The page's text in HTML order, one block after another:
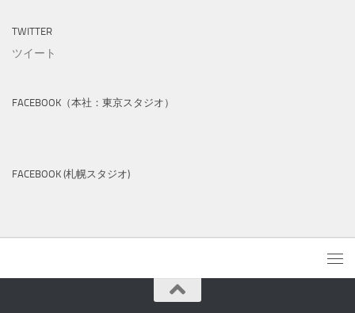
TWITTER
ツイート
FACEBOOK（本社：東京スタジオ）
FACEBOOK (札幌スタジオ)